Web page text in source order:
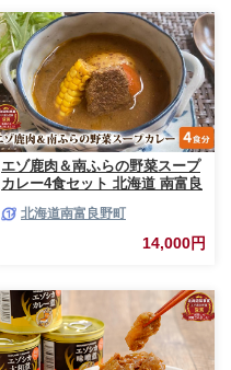
エゾ鹿肉＆南ふらの野菜スープ
カレー4食セット 北海道 南富良
スープカレー セット 詰合せ 加
北海道南富良野町
14,000円